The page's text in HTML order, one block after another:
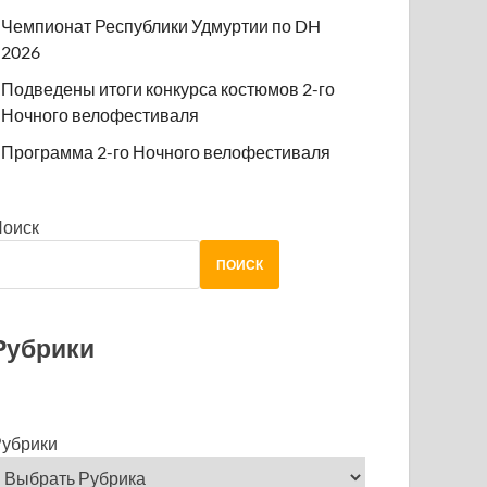
Чемпионат Республики Удмуртии по DH
2026
Подведены итоги конкурса костюмов 2-го
Ночного велофестиваля
Программа 2-го Ночного велофестиваля
ПОИСК